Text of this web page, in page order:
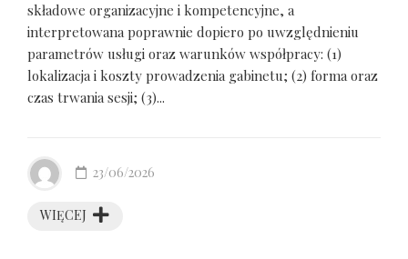
składowe organizacyjne i kompetencyjne, a
interpretowana poprawnie dopiero po uwzględnieniu
parametrów usługi oraz warunków współpracy: (1)
lokalizacja i koszty prowadzenia gabinetu; (2) forma oraz
czas trwania sesji; (3)...
WIĘCEJ
23/06/2026